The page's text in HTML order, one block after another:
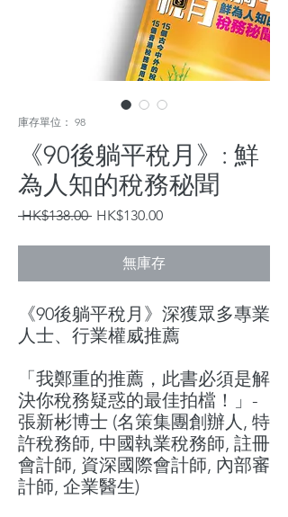
庫存單位： 98
《90後躺平稅月》: 鮮
為人知的稅務秘聞
HK$138.00 一HK$130.00促
格
無庫存
《90後躺平稅月》 深獲眾多專業
人士、行業權威推薦
「我鄭重的推薦，此書必須是解
決你稅務疑惑的最佳拍檔！」-
張新彬博士 (名策集團創辦人, 特
許稅務師, 中國執業稅務師, 註冊
會計師, 資深國際會計師, 內部審
計師, 企業醫生)